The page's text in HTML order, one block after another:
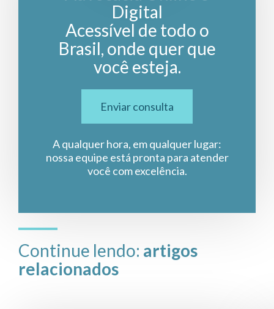
Digital
Acessível de todo o
Brasil, onde quer que
você esteja.
Enviar consulta
A qualquer hora, em qualquer lugar:
nossa equipe está pronta para atender
você com excelência.
Continue lendo: artigos
relacionados